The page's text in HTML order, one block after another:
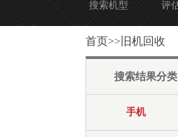
搜索机型 评
首页>>旧机回收
搜索结果分类
手机